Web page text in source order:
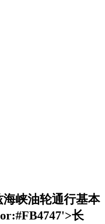
峡油轮通行基本
长